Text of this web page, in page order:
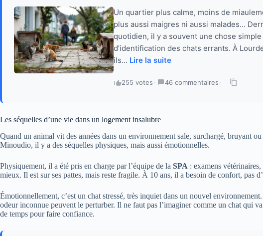
Un quartier plus calme, moins de
plus aussi maigres ni aussi malades…
quotidien, il y a souvent une chose
d’identification des chats errants. À
ils... Lire la suite
255 votes · 46 commentaires ·
Les séquelles d’une vie dans un logement insalubre
Quand un animal vit des années dans un environnement sale, surchargé, bruyant
Minoudio, il y a des séquelles physiques, mais aussi émotionnelles.
Physiquement, il a été pris en charge par l’équipe de la SPA : examens
mieux. Il est sur ses pattes, mais reste fragile. À 10 ans, il a besoin de confort, pas
Émotionnellement, c’est un chat stressé, très inquiet dans un nouvel
odeur inconnue peuvent le perturber. Il ne faut pas l’imaginer comme un chat qui
de temps pour faire confiance.